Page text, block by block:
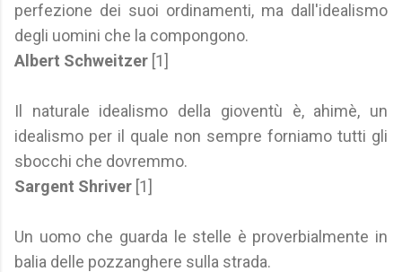
perfezione dei suoi ordinamenti, ma dall'idealismo
degli uomini che la compongono.
Albert Schweitzer [1]
Il naturale idealismo della gioventù è, ahimè, un
idealismo per il quale non sempre forniamo tutti gli
sbocchi che dovremmo.
Sargent Shriver [1]
Un uomo che guarda le stelle è proverbialmente in
balia delle pozzanghere sulla strada.